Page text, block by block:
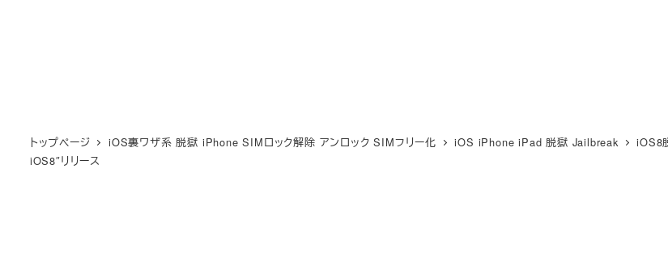
トップページ iOS裏ワザ系 脱獄 iPhone SIMロック解除 アンロック SIMフリー化 iOS iPhone iPad 脱獄 Jailbreak
iOS8
iOS8″リリース